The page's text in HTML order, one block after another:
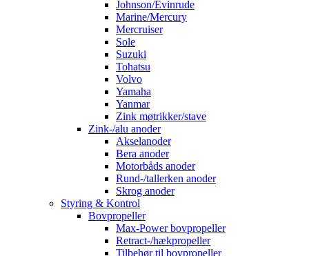
Johnson/Evinrude
Marine/Mercury
Mercruiser
Sole
Suzuki
Tohatsu
Volvo
Yamaha
Yanmar
Zink møtrikker/stave
Zink-/alu anoder
Akselanoder
Bera anoder
Motorbåds anoder
Rund-/tallerken anoder
Skrog anoder
Styring & Kontrol
Bovpropeller
Max-Power bovpropeller
Retract-/hækpropeller
Tilbehør til bovpropeller